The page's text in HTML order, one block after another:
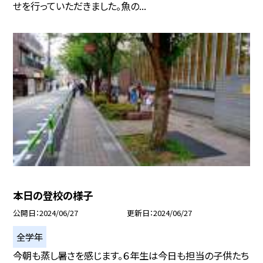
せを行っていただきました。魚の...
本日の登校の様子
公開日 2024/06/27 更新日 2024/06/27
全学年
今朝も蒸し暑さを感じます。６年生は今日も担当の子供たち